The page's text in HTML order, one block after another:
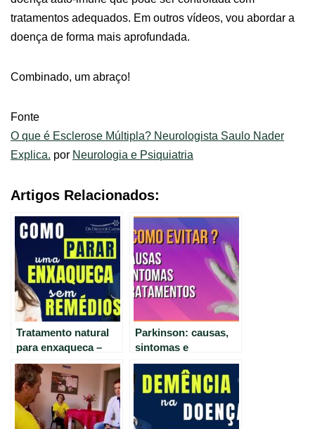
tratamentos adequados. Em outros vídeos, vou abordar a
doença de forma mais aprofundada.
Combinado, um abraço!
Fonte
O que é Esclerose Múltipla? Neurologista Saulo Nader
Explica. por Neurologia e Psiquiatria
Artigos Relacionados:
Tratamento natural
para enxaqueca –
dicas do
neurologista Dr.
Diego de Castro
Parkinson: causas,
sintomas e
tratamentos eficazes.